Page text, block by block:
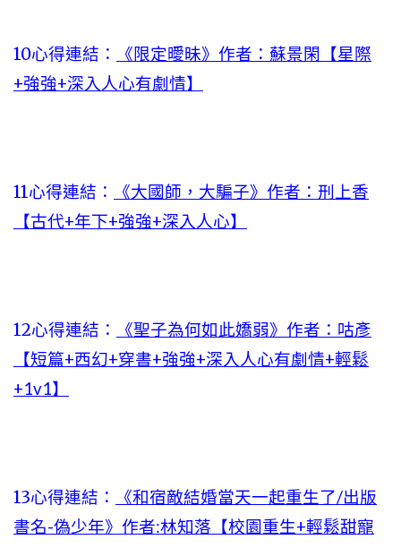
10心得連結：
《限定曖昧》作者：蘇景閑【星際
+強強+深入人心有劇情】
11心得連結：
《大國師，大騙子》作者：刑上香
【古代+年下+強強+深入人心】
12心得連結：
《聖子為何如此嬌弱》作者：咕彥
【短篇+西幻+穿書+強強+深入人心有劇情+輕鬆
+1v1】
13心得連結：
《和宿敵結婚當天一起重生了/出版
書名-偽少年》作者:林知落【校園重生+輕鬆甜寵